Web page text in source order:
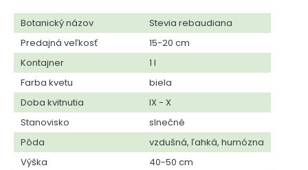
Botanický názov
Stevia rebaudiana
Predajná veľkosť
15-20 cm
Kontajner
1 l
Farba kvetu
biela
Doba kvitnutia
IX - X
Stanovisko
slnečné
Pôda
vzdušná, ľahká, humózna
Výška
40-50 cm